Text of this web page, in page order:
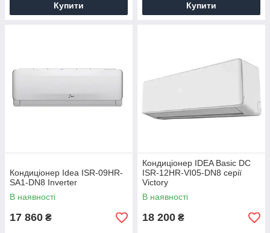
Купити Купити
Кондиціонер Idea ISR-09HR-
SA1-DN8 Inverter
В наявності
17 860 ₴
Кондиціонер IDEA Basic DC
ISR-12HR-VI05-DN8 серії
Victory
В наявності
18 200 ₴